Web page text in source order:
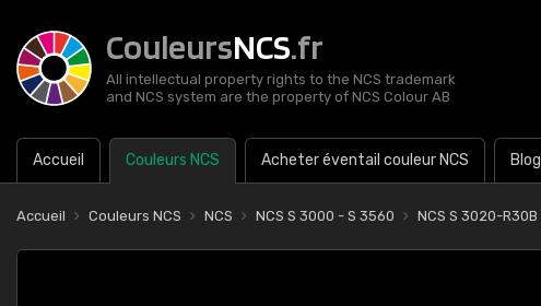
CouleursNCS.fr
All intellectual property rights to the NCS trademark
and NCS system are the property of NCS Colour AB
Accueil Couleurs NCS Acheter éventail couleur NCS Blog
Accueil Couleurs NCS NCS NCS S 3000 - S 3560 NCS S 3020-R30B